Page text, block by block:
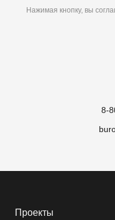
8-
Нажимая кнопку, вы
Проекты